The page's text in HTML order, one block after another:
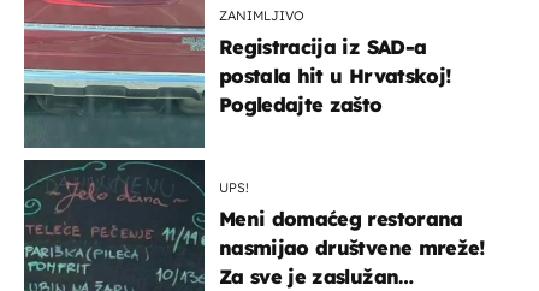
ZANIMLJIVO
Registracija iz SAD-a
postala hit u Hrvatskoj!
Pogledajte zašto
UPS!
Meni domaćeg restorana
nasmijao društvene mreže!
Za sve je zaslužan